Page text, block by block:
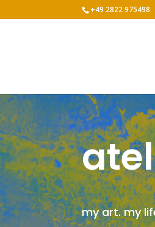
+49 2822 975498
my art. my